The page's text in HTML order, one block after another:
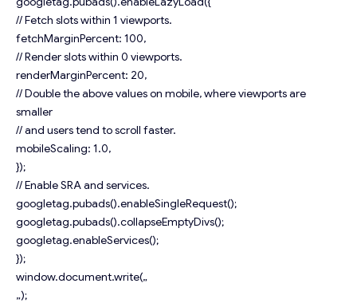
// Fetch slots within 1 viewports.
fetchMarginPercent: 100,
// Render slots within 0 viewports.
renderMarginPercent: 20,
// Double the above values on mobile, where viewports are
smaller
// and users tend to scroll faster.
mobileScaling: 1.0,
});
// Enable SRA and services.
googletag.pubads().enableSingleRequest();
googletag.pubads().collapseEmptyDivs();
googletag.enableServices();
});
window.document.write(„
„);